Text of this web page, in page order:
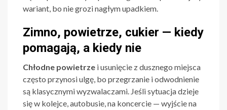
wariant, bo nie grozi nagłym upadkiem.
Zimno, powietrze, cukier — kiedy
pomagają, a kiedy nie
Chłodne powietrze i usunięcie z dusznego miejsca
często przynosi ulgę, bo przegrzanie i odwodnienie
są klasycznymi wyzwalaczami. Jeśli sytuacja dzieje
się w kolejce, autobusie, na koncercie — wyjście na